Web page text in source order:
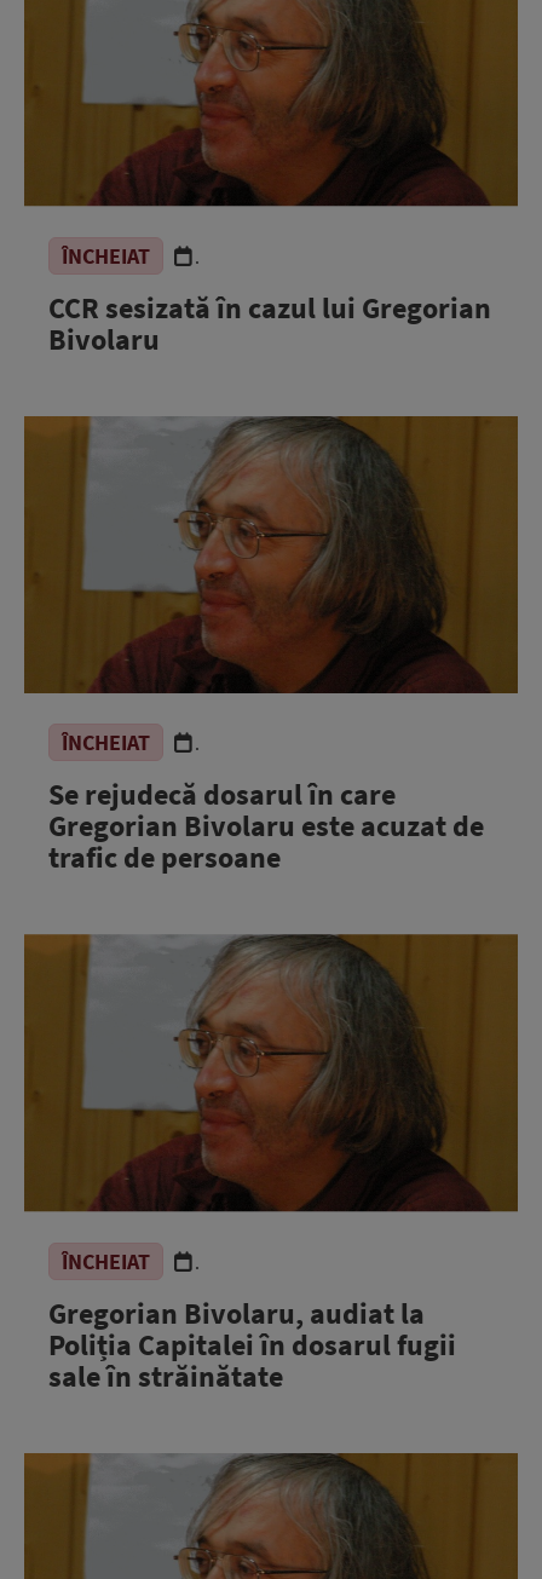
ÎNCHEIAT .
CCR sesizată în cazul lui Gregorian
Bivolaru
ÎNCHEIAT .
Se rejudecă dosarul în care
Gregorian Bivolaru este acuzat de
trafic de persoane
ÎNCHEIAT .
Gregorian Bivolaru, audiat la
Poliția Capitalei în dosarul fugii
sale în străinătate